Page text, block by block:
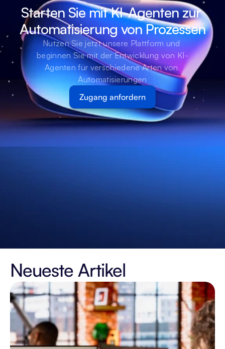
Starten Sie mit KI-Agenten zur
Automatisierung von Prozessen
Nutzen Sie jetzt unsere Plattform und
beginnen Sie mit der Entwicklung von KI-
Agenten für verschiedene Arten von
Automatisierungen
Zugang anfordern
Neueste Artikel